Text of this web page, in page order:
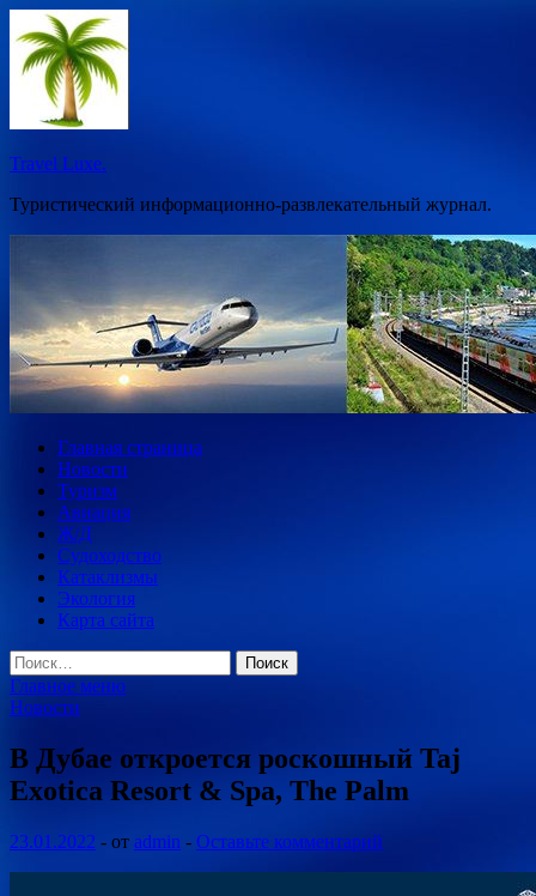
Перейти
к
содержимому
Travel Luxe.
Туристический информационно-развлекательный журнал.
Главная страница
Новости
Туризм
Авиация
Ж/Д
Судоходство
Катаклизмы
Экология
Карта сайта
Найти:
Главное меню
Новости
В Дубае откроется роскошный Taj
Exotica Resort & Spa, The Palm
23.01.2022 - от admin - Оставьте комментарий